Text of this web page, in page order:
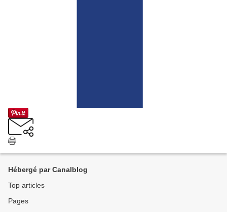
Hébergé par Canalblog
Top articles
Pages